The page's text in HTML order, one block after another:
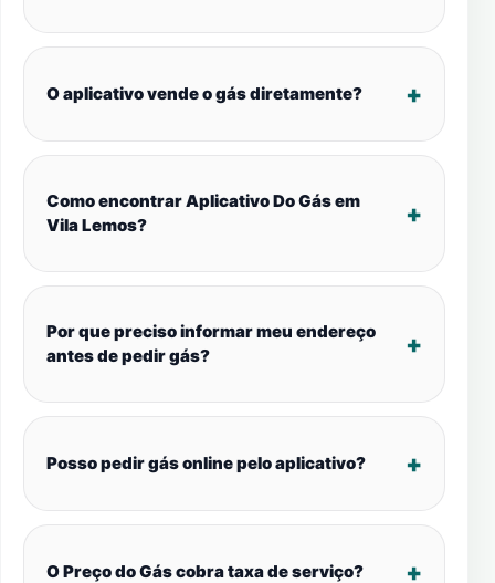
O aplicativo vende o gás diretamente?
Como encontrar Aplicativo Do Gás em
Vila Lemos?
Por que preciso informar meu endereço
antes de pedir gás?
Posso pedir gás online pelo aplicativo?
O Preço do Gás cobra taxa de serviço?